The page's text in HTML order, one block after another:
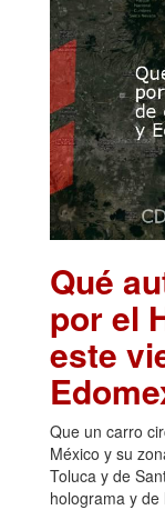
Qué
por el
este
Que un carro
México y su
Toluca y de
holograma y